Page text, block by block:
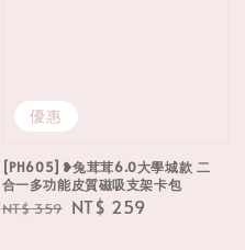
優惠
[PH605]❥兔茸茸6.0大學城款 二
合一多功能皮質磁吸支架卡包
Regular
NT$ 359 Sale
NT$ 259